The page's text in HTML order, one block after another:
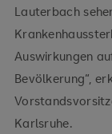
Lauterbach
Auswirkungen
Bevölkerung“,
Karlsruhe.